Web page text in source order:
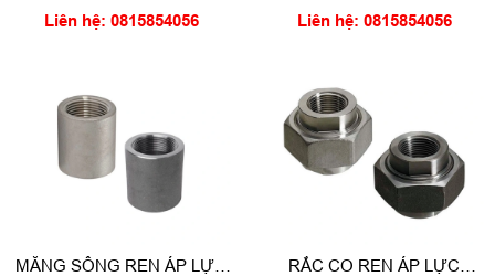
weld cap)
Liên hệ: 0815854056
(Socket weld union)
Liên hệ: 0815854056
MĂNG SÔNG REN ÁP LỰC
RẮC CO REN ÁP LỰC